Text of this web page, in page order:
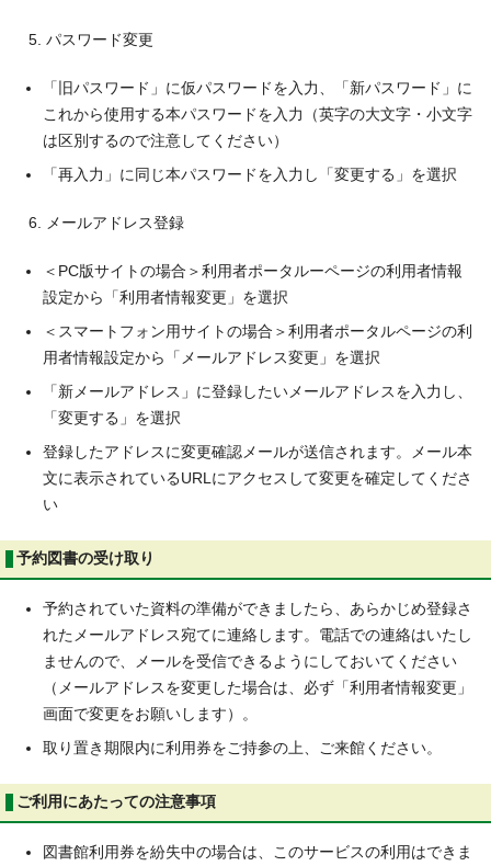
パスワード変更
「旧パスワード」に仮パスワードを入力、「新パスワード」に
これから使用する本パスワードを入力（英字の大文字・小文字
は区別するので注意してください）
「再入力」に同じ本パスワードを入力し「変更する」を選択
メールアドレス登録
＜PC版サイトの場合＞利用者ポータルーページの利用者情報
設定から「利用者情報変更」を選択
＜スマートフォン用サイトの場合＞利用者ポータルページの利
用者情報設定から「メールアドレス変更」を選択
「新メールアドレス」に登録したいメールアドレスを入力し、
「変更する」を選択
登録したアドレスに変更確認メールが送信されます。メール本
文に表示されているURLにアクセスして変更を確定してくださ
い
予約図書の受け取り
予約されていた資料の準備ができましたら、あらかじめ登録さ
れたメールアドレス宛てに連絡します。電話での連絡はいたし
ませんので、メールを受信できるようにしておいてください
（メールアドレスを変更した場合は、必ず「利用者情報変更」
画面で変更をお願いします）。
取り置き期限内に利用券をご持参の上、ご来館ください。
ご利用にあたっての注意事項
図書館利用券を紛失中の場合は、このサービスの利用はできま